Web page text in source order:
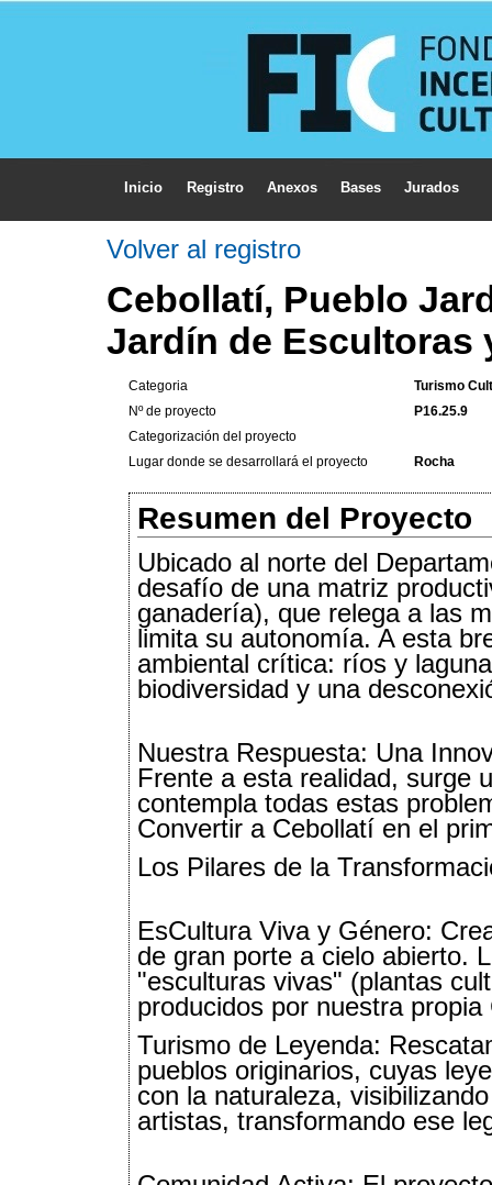
Inicio Registro Anexos Bases Jurados
Volver al registro
Cebollatí, Pueblo
Jardín de Escultoras
Categoria
Turismo
Nº de proyecto
P16.25.9
Categorización del proyecto
Lugar donde se desarrollará el proyecto
Rocha
Resumen del Proyecto
Ubicado al norte del
desafío de una matriz
ganadería), que relega a las
limita su autonomía. A esta
ambiental crítica: ríos y
biodiversidad y una
Nuestra Respuesta: Una
Frente a esta realidad, surge
contempla todas estas
Convertir a Cebollatí en el
Los Pilares de la
EsCultura Viva y Género:
de gran porte a cielo abierto.
"esculturas vivas" (plantas
producidos por nuestra
Turismo de Leyenda:
pueblos originarios, cuyas
con la naturaleza,
artistas, transformando ese